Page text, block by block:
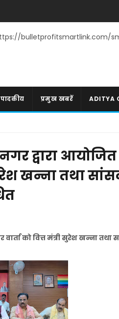
bulletprofitsmartlink.com/
प्रमुख खबरें ADITYA
द्वारा आयोजित
सुरेश खन्ना तथा
को वित्त मंत्री सुरेश खन्ना तथा